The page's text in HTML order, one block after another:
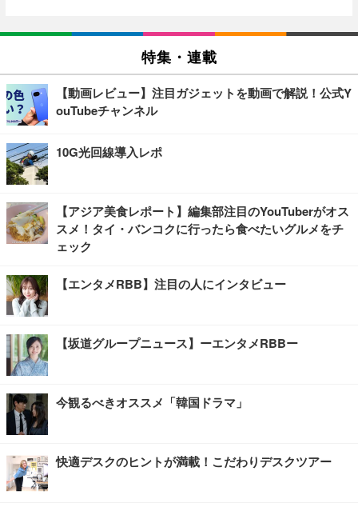
特集・連載
【動画レビュー】注目ガジェットを動画で解説！公式Y
ouTubeチャンネル
10G光回線導入レポ
【アジア美食レポート】編集部注目のYouTuberがオス
スメ！タイ・バンコクに行ったら食べたいグルメをチ
ェック
【エンタメRBB】注目の人にインタビュー
【坂道グループニュース】ーエンタメRBBー
今観るべきオススメ「韓国ドラマ」
快適デスクのヒントが満載！こだわりデスクツアー